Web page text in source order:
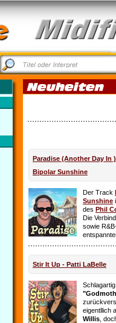
Paradise (Another Day In
Bipolar Sunshine
Der Track
Sunshine
des Phil
Die
sowie
Stir It Up - Patti LaBelle
eigentllich
Willis ,